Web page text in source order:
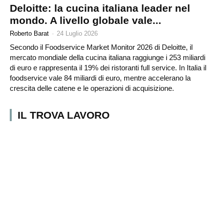
Deloitte: la cucina italiana leader nel
mondo. A livello globale vale...
Roberto Barat - 24 Luglio 2026
Secondo il Foodservice Market Monitor 2026 di Deloitte, il
mercato mondiale della cucina italiana raggiunge i 253 miliardi
di euro e rappresenta il 19% dei ristoranti full service. In Italia il
foodservice vale 84 miliardi di euro, mentre accelerano la
crescita delle catene e le operazioni di acquisizione.
IL TROVA LAVORO